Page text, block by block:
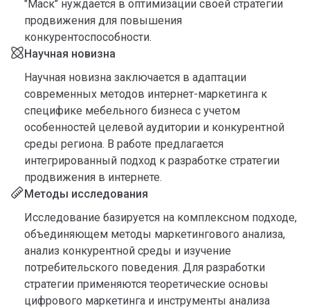
"Маск" нуждается в оптимизации своей стратегии
продвижения для повышения
конкурентоспособности.
Научная новизна
Научная новизна заключается в адаптации
современных методов интернет-маркетинга к
специфике мебельного бизнеса с учетом
особенностей целевой аудитории и конкурентной
среды региона. В работе предлагается
интегрированный подход к разработке стратегии
продвижения в интернете.
Методы исследования
Исследование базируется на комплексном подходе,
объединяющем методы маркетингового анализа,
анализ конкурентной среды и изучение
потребительского поведения. Для разработки
стратегии применяются теоретические основы
цифрового маркетинга и инструменты анализа